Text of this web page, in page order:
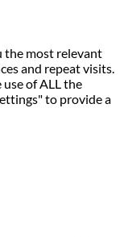
the most relevant
and repeat visits.
use of ALL the
to provide a